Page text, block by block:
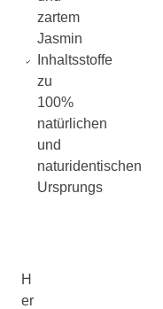
zartem
Jasmin
Inhaltsstoffe
zu
100%
natürlichen
und
naturidentischen
Ursprungs
H
er